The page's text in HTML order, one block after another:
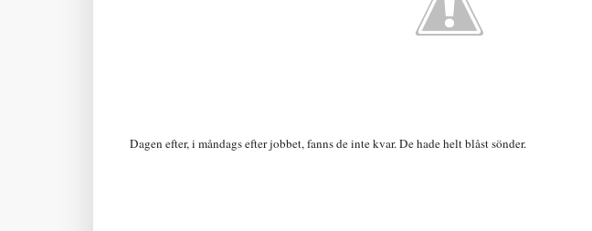
Dagen efter, i måndags efter jobbet, fanns de inte kvar. De hade helt blåst sönder.